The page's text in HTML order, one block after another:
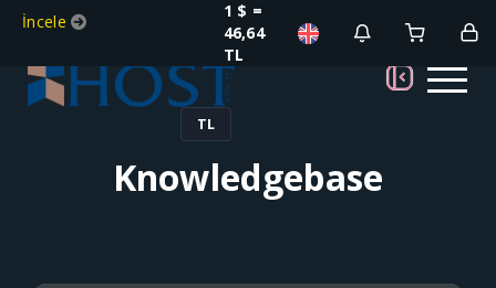
İncele
1 $ =
46,64
TL
TL
Knowledgebase